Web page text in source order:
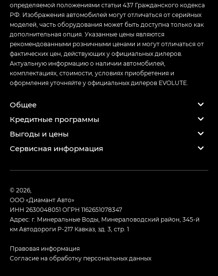
определяемой положениями статьи 437 Гражданского кодекса
РФ. Изображения автомобилей могут отличаться от серийных
моделей, часть оборудования может быть доступна только как
дополнительная опция. Указанные цены являются
рекомендованными розничными ценами и могут отличаться от
фактических цен, действующих у официальных дилеров.
Актуальную информацию о наличии автомобилей,
комплектациях, стоимости, условиях приобретения и
оформления уточняйте у официальных дилеров EVOLUTE.
Общее
Кредитные программы
Выгоды и цены
Сервисная информация
© 2026,
ООО «Диамант Авто»
ИНН 2630048051 ОГРН 1162651078347
Адрес: г. Минеральные Воды, Минераловодский район, 345-й
км Автодороги Р-217 Кавказ, зд. 3, стр. 1
Правовая информация
Согласие на обработку персональных данных